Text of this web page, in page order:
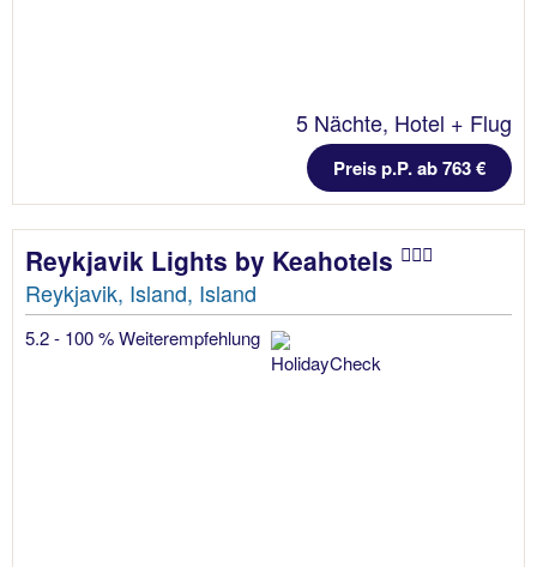
5 Nächte, Hotel + Flug
Preis p.P. ab 763 €
Reykjavik Lights by Keahotels
Reykjavik, Island, Island
5.2 - 100 % Weiterempfehlung